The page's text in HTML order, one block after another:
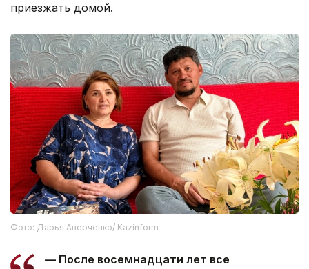
приезжать домой.
Фото: Дарья Аверченко/ Kazinform
— После восемнадцати лет все